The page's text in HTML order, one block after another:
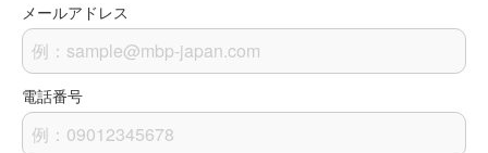
メールアドレス
電話番号